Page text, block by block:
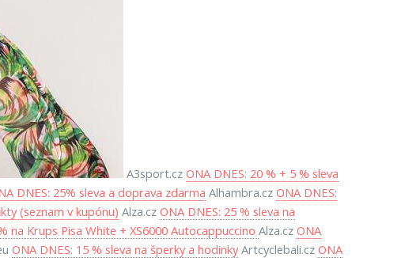
A3sport.cz ONA DNES: 20 % + 5 % sleva
DNES: 25% sleva a doprava zdarma Alhambra.cz ONA DNES:
(seznam v kupónu) Alza.cz ONA DNES: 25 % sleva na
na Krups Pisa White + XS6000 Autocappuccino Alza.cz ONA
ONA DNES: 15 % sleva na šperky a hodinkyArtcyclebali.cz ONA